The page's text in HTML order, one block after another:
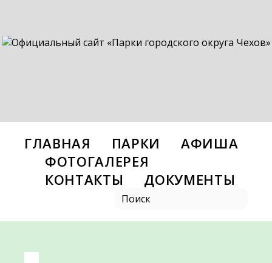
ГЛАВНАЯ ПАРКИ
АФИША
ФОТОГАЛЕРЕЯ
КОНТАКТЫ
ДОКУМЕНТЫ